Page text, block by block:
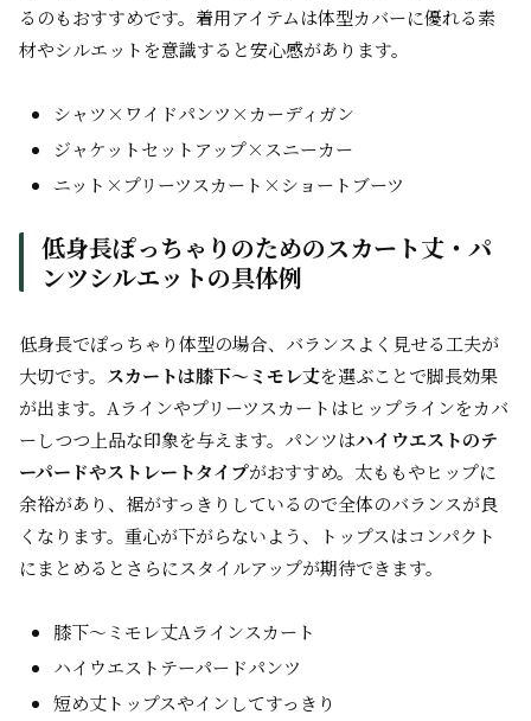
るのもおすすめです。着用アイテムは体型カバーに優れる素
材やシルエットを意識すると安心感があります。
シャツ×ワイドパンツ×カーディガン
ジャケットセットアップ×スニーカー
ニット×プリーツスカート×ショートブーツ
低身長ぽっちゃりのためのスカート丈・パ
ンツシルエットの具体例
低身長でぽっちゃり体型の場合、バランスよく見せる工夫が
大切です。 スカートは膝下〜ミモレ丈を選ぶことで脚長効果
が出ます。Aラインやプリーツスカートはヒップラインをカバ
ーしつつ上品な印象を与えます。パンツはハイウエストのテ
ーパードやストレートタイプがおすすめ。太ももやヒップに
余裕があり、裾がすっきりしているので全体のバランスが良
くなります。重心が下がらないよう、トップスはコンパクト
にまとめるとさらにスタイルアップが期待できます。
膝下〜ミモレ丈Aラインスカート
ハイウエストテーパードパンツ
短め丈トップスやインしてすっきり